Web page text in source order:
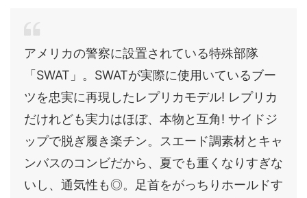
アメリカの警察に設置されている特殊部隊
「SWAT」。SWATが実際に使用いているブー
ツを忠実に再現したレプリカモデル! レプリカ
だけれども実力はほぼ、本物と互角! サイドジ
ップで脱ぎ履き楽チン。スエード調素材とキャ
ンバスのコンビだから、夏でも重くなりすぎな
いし、通気性も◎。足首をがっちりホールドす